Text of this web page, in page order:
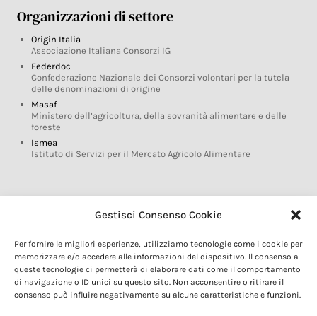
Gestisci Consenso Cookie
Per fornire le migliori esperienze, utilizziamo tecnologie come i cookie per
memorizzare e/o accedere alle informazioni del dispositivo. Il consenso a
queste tecnologie ci permetterà di elaborare dati come il comportamento
di navigazione o ID unici su questo sito. Non acconsentire o ritirare il
consenso può influire negativamente su alcune caratteristiche e funzioni.
Organizzazioni di settore
Origin Italia
Associazione Italiana Consorzi IG
Federdoc
Confederazione Nazionale dei Consorzi volontari per la tutela
delle denominazioni di origine
Masaf
Ministero dell’agricoltura, della sovranità alimentare e delle
foreste
Ismea
Istituto di Servizi per il Mercato Agricolo Alimentare
Glossario DOP IGP
Marchi DOP IGP
Normativa prodotti DOP IGP
Consorzi di Tutela
Farm To Fork e prodotti DOP IGP